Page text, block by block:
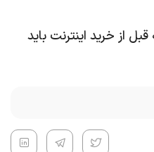
از خرید اینترنت باید